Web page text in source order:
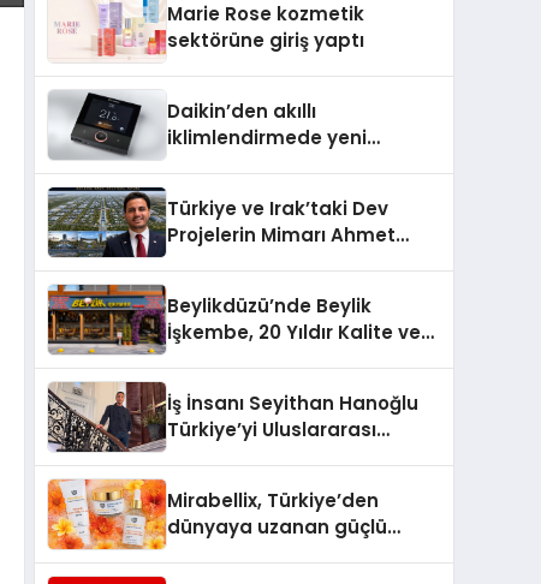
Aldı
Marie Rose kozmetik
sektörüne giriş yaptı
Daikin’den akıllı
iklimlendirmede yeni
Türkiye ve Irak’taki Dev
Projelerin Mimarı Ahmet
Holding Industrial City”
Projesini Hayata Geçirecek
Beylikdüzü’nde Beylik
İşkembe, 20 Yıldır Kalite ve
İş İnsanı Seyithan Hanoğlu
Türkiye’yi Uluslararası
Mirabellix, Türkiye’den
dünyaya uzanan güçlü